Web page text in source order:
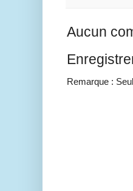
Aucun
Remarque :